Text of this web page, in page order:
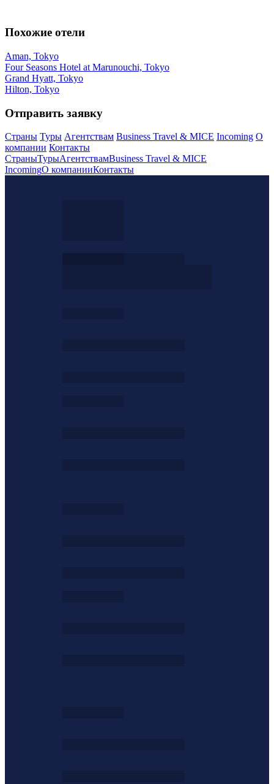
Похожие отели
Aman, Tokyo
Four Seasons Hotel at Marunouchi, Tokyo
Grand Hyatt, Tokyo
Hilton, Tokyo
Отправить заявку
Страны Туры Агентствам Business Travel & MICE Incoming О
компании Контакты
СтраныТурыАгентствамBusiness Travel & MICE
IncomingО компанииКонтакты